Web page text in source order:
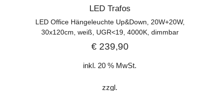
LED Trafos
LED Office Hängeleuchte Up&Down, 20W+20W,
30x120cm, weiß, UGR<19, 4000K, dimmbar
€239,90
inkl. 20 % MwSt.
zzgl.